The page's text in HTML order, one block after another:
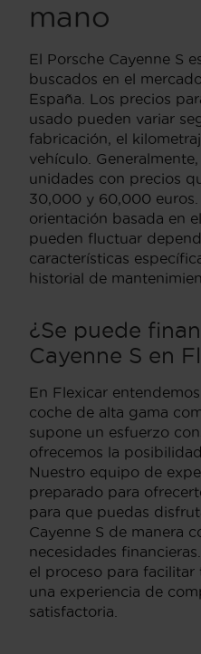
mano
El Porsche Cayenne S
buscados en el
España. Los precios
usado pueden variar
fabricación, el
vehículo.
unidades con precios
30,000 y 60,000 euros.
orientación basada en
pueden fluctuar
características
historial de
¿Se puede
Cayenne S en
En Flexicar
coche de alta gama
supone un esfuerzo
ofrecemos la
Nuestro equipo de
preparado para
para que puedas
Cayenne S de manera
necesidades
el proceso para
una experiencia de
satisfactoria.